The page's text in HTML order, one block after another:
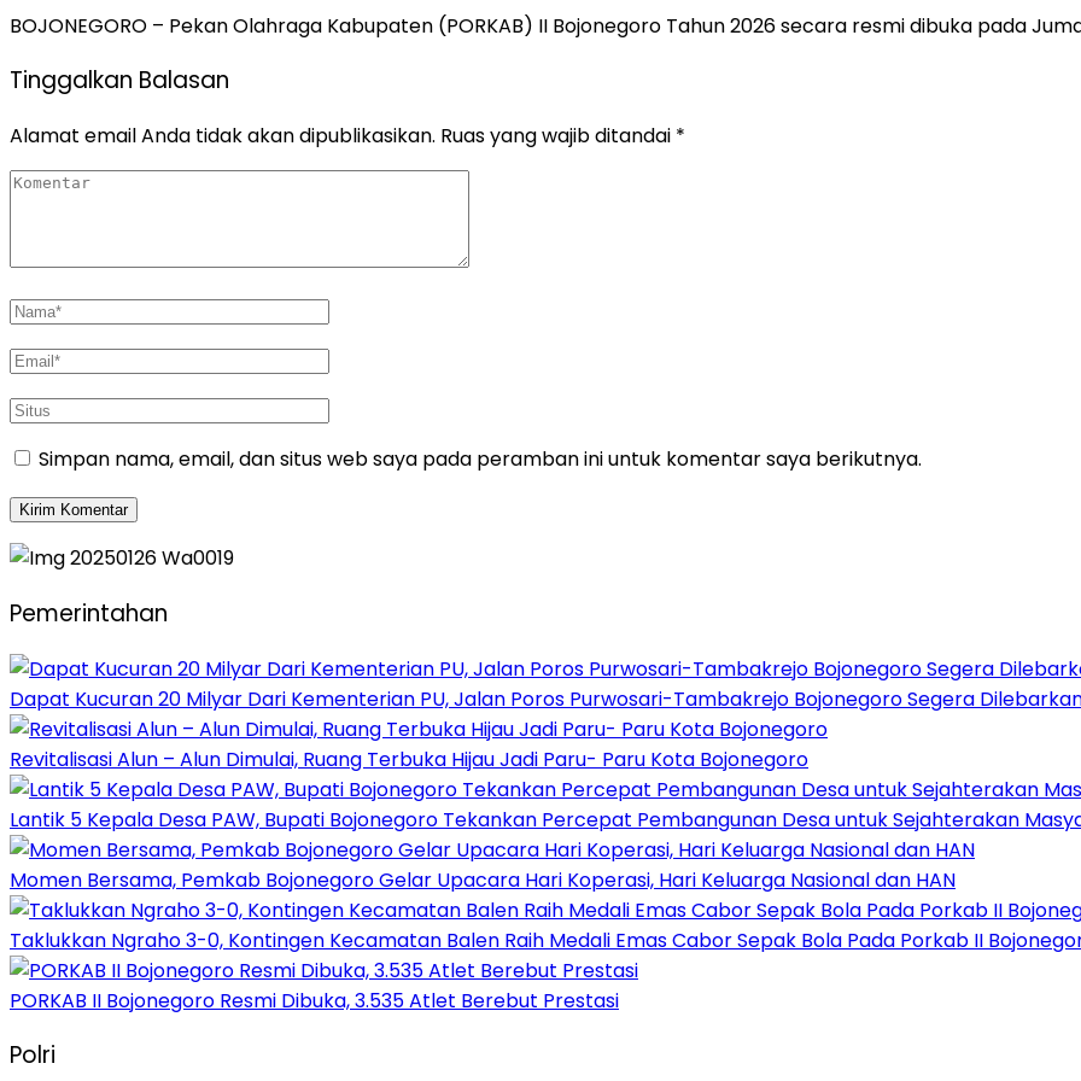
BOJONEGORO – Pekan Olahraga Kabupaten (PORKAB) II Bojonegoro Tahun 2026 secara resmi dibuka pada
Tinggalkan Balasan
Alamat email Anda tidak akan dipublikasikan. Ruas yang wajib ditandai *
Simpan nama, email, dan situs web saya pada peramban ini untuk komentar saya berikutnya.
Pemerintahan
Dapat Kucuran 20 Milyar Dari Kementerian PU, Jalan Poros Purwosari-Tambakrejo Bojonegoro Segera
Revitalisasi Alun – Alun Dimulai, Ruang Terbuka Hijau Jadi Paru- Paru Kota Bojonegoro
Lantik 5 Kepala Desa PAW, Bupati Bojonegoro Tekankan Percepat Pembangunan Desa untuk Sejahterakan
Momen Bersama, Pemkab Bojonegoro Gelar Upacara Hari Koperasi, Hari Keluarga Nasional dan HAN
Taklukkan Ngraho 3-0, Kontingen Kecamatan Balen Raih Medali Emas Cabor Sepak Bola Pada Porkab II
PORKAB II Bojonegoro Resmi Dibuka, 3.535 Atlet Berebut Prestasi
Polri